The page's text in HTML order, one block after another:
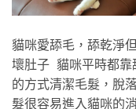
貓咪愛舔毛，舔乾淨
壞肚子 貓咪平時都靠
的方式清潔毛髮，脫
髮很容易進入貓咪的